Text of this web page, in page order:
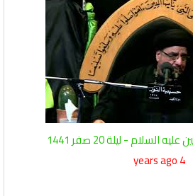
السلام - ليلة 20 صفر 1441
4 years ago